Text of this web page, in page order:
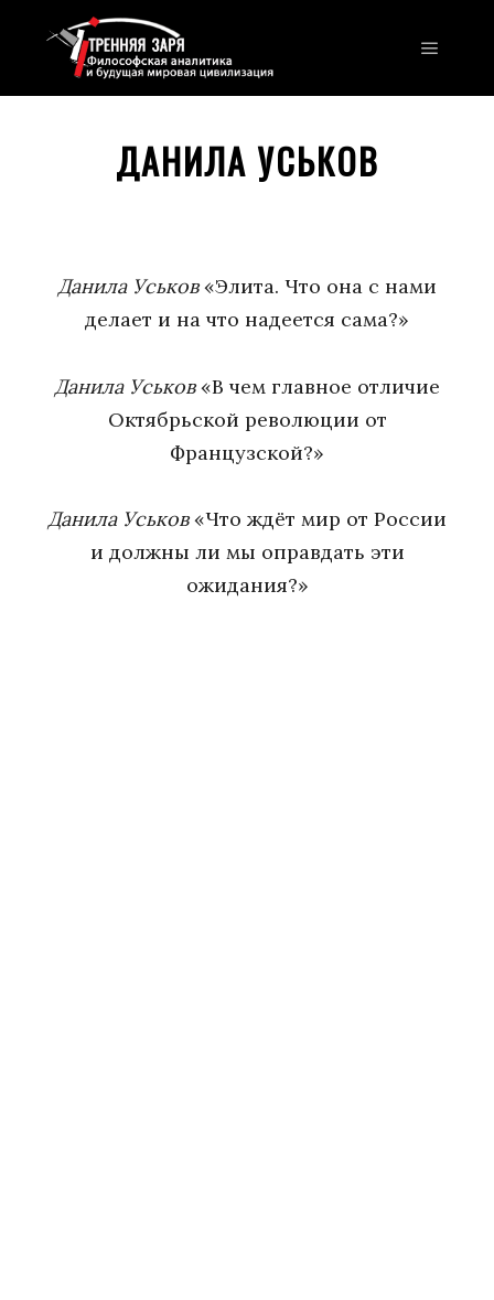
ДАНИЛА УСЬКОВ
Данила Уськов«Элита. Что она с нами
делает и на что надеется сама?»
Данила Уськов«В чем главное отличие
Октябрьской революции от
Французской?»
Данила Уськов«Что ждёт мир от России
и должны ли мы оправдать эти
ожидания?»